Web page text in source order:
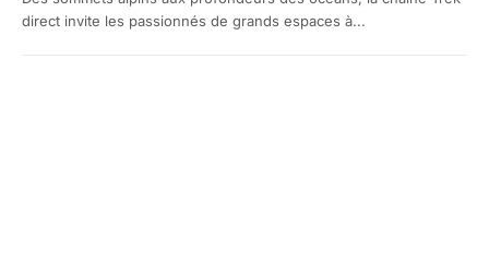
direct invite les passionnés de grands espaces à...